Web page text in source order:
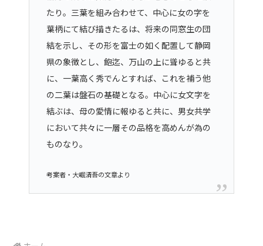
たり。三葉を組み合わせて、中心に女の字を
葉柄にて結び描きたるは、将来の同窓生の団
結を示し、その形を富士の如く配置して静岡
県の象徴とし、飽迄、万山の上に聳ゆると共
に、一葉高く秀でんとすれば、これを補う他
の二葉は盤石の基礎となる。中心に女文字を
結ぶは、母の愛情に報ゆると共に、男女共学
において共々に一層その品格を高めんが為の
ものなり。
考案者・大崛清吾の文章より